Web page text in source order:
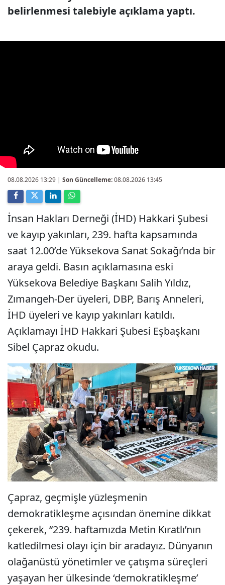
belirlenmesi talebiyle açıklama yaptı.
08.08.2026 13:29 | Son Güncelleme:08.08.2026 13:45
İnsan Hakları Derneği (İHD) Hakkari Şubesi
ve kayıp yakınları, 239. hafta kapsamında
saat 12.00’de Yüksekova Sanat Sokağı’nda bir
araya geldi. Basın açıklamasına eski
Yüksekova Belediye Başkanı Salih Yıldız,
Zımangeh-Der üyeleri, DBP, Barış Anneleri,
İHD üyeleri ve kayıp yakınları katıldı.
Açıklamayı İHD Hakkari Şubesi Eşbaşkanı
Sibel Çapraz okudu.
Çapraz, geçmişle yüzleşmenin
demokratikleşme açısından önemine dikkat
çekerek, “239. haftamızda Metin Kıratlı’nın
katledilmesi olayı için bir aradayız. Dünyanın
olağanüstü yönetimler ve çatışma süreçleri
yaşayan her ülkesinde ‘demokratikleşme’